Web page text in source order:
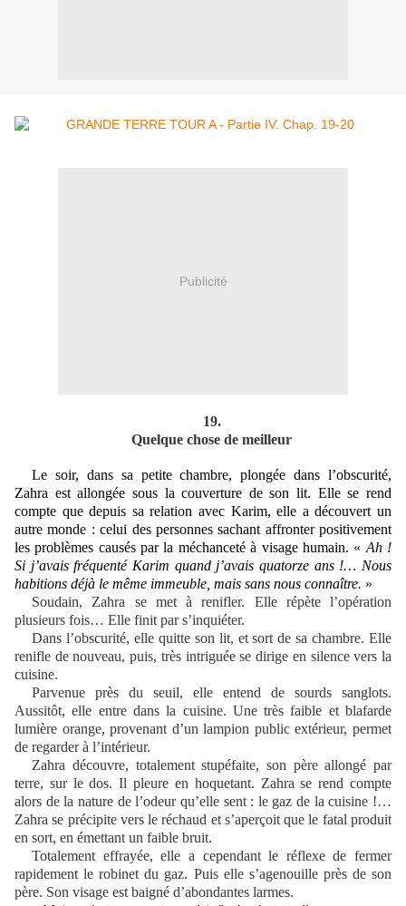
Publicité
19.
Quelque chose de meilleur
Le soir, dans sa petite chambre, plongée dans l’obscurité,
Zahra est allongée sous la couverture de son lit. Elle se rend
compte que depuis sa relation avec Karim, elle a découvert un
autre monde : celui des personnes sachant affronter positivement
les problèmes causés par la méchanceté à visage humain. « Ah !
Si j’avais fréquenté Karim quand j’avais quatorze ans !… Nous
habitions déjà le même immeuble, mais sans nous connaître. »
Soudain, Zahra se met à renifler. Elle répète l’opération
plusieurs fois… Elle finit par s’inquiéter.
Dans l’obscurité, elle quitte son lit, et sort de sa chambre. Elle
renifle de nouveau, puis, très intriguée se dirige en silence vers la
cuisine.
Parvenue près du seuil, elle entend de sourds sanglots.
Aussitôt, elle entre dans la cuisine. Une très faible et blafarde
lumière orange, provenant d’un lampion public extérieur, permet
de regarder à l’intérieur.
Zahra découvre, totalement stupéfaite, son père allongé par
terre, sur le dos. Il pleure en hoquetant. Zahra se rend compte
alors de la nature de l’odeur qu’elle sent : le gaz de la cuisine !…
Zahra se précipite vers le réchaud et s’aperçoit que le fatal produit
en sort, en émettant un faible bruit.
Totalement effrayée, elle a cependant le réflexe de fermer
rapidement le robinet du gaz. Puis elle s’agenouille près de son
père. Son visage est baigné d’abondantes larmes.